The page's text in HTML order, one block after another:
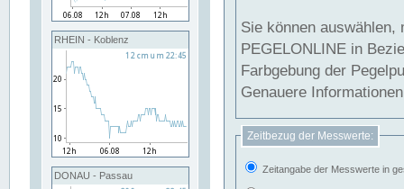
RHEIN - Koblenz
DONAU - Passau
Sie können
PEGELONLINE in Beziehung
Farbgebung der
Genauere
Zeitbezug der Messwerte:
Zeitangabe der Messwerte in